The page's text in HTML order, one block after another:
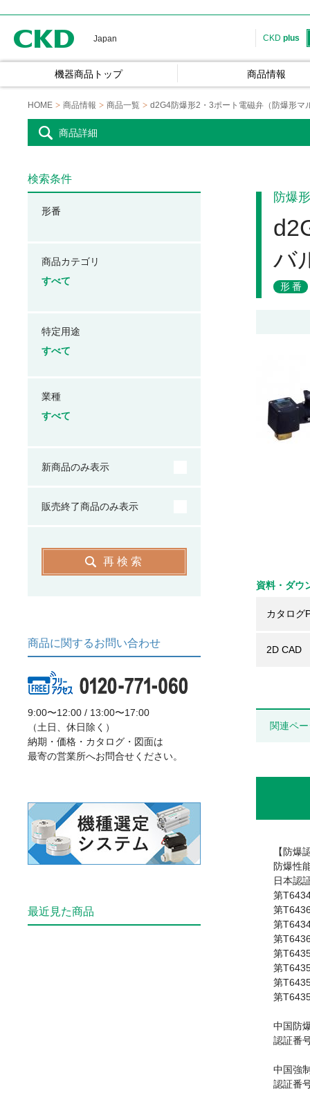
Japan CKD plus
機器商品トップ 商品情報
HOME 商品情報 商品一覧 d2G4防爆形2・3ポート電磁弁（防爆形マ
商品詳細
防爆
バ
形番
資料・ダウ
カタログ
2D CAD
関連ペ
【防爆
防爆性
日本認
第
第
第
第
第
第
第
第
中国防
認証番
中国強
認証番
検索条件
形番
商品カテゴリ
すべて
特定用途
すべて
業種
すべて
新商品のみ表示
販売終了商品のみ表示
再検索
商品に関するお問い合わせ
9:00〜12:00 / 13:00〜17:00
（土日、休日除く）
納期・価格・カタログ・図面は
最寄の営業所へお問合せください。
最近見た商品